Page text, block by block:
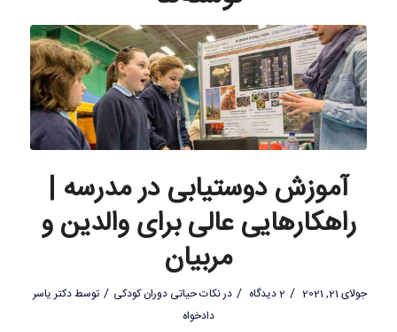
آموزش دوستیابی در مدرسه |
راهکارهایی عالی برای والدین و
مربیان
جولای 21, 2021 / 2 دیدگاه / درنکات حیاتی دوران کودکی / توسطدکتر یاسر
دادخواه